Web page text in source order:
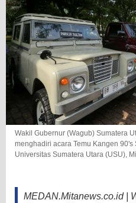
Wakil Gubernur (Wagub) Sumatera
menghadiri acara Temu Kangen
Universitas Sumatera Utara (USU),
MEDAN.Mitanews.co.id |